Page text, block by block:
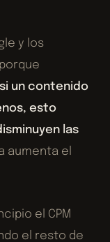
y los
si un contenido
esto
las
aumenta el
el CPM
el resto de